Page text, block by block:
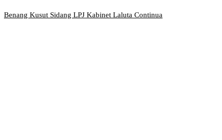
Benang Kusut Sidang LPJ Kabinet Laluta Continua